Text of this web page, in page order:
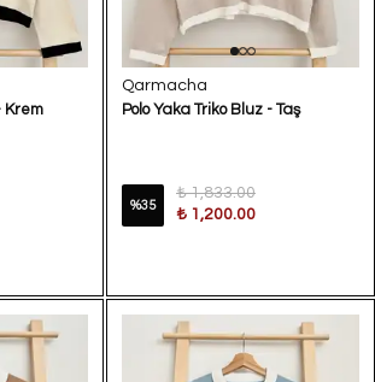
Krem
Qarmacha
Polo Yaka Triko Bluz - Taş
%35
₺ 1,833.00
₺ 1,200.00